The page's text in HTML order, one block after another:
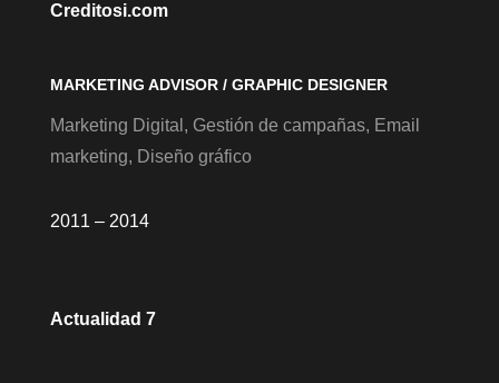
Creditosi.com
MARKETING ADVISOR / GRAPHIC DESIGNER
Marketing Digital, Gestión de campañas, Email
marketing, Diseño gráfico
2011 – 2014
Actualidad 7